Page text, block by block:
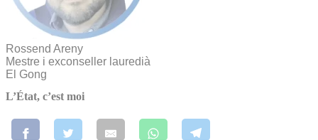
Rossend Areny
Mestre i exconseller lauredià
El Gong
L’État, c’est moi